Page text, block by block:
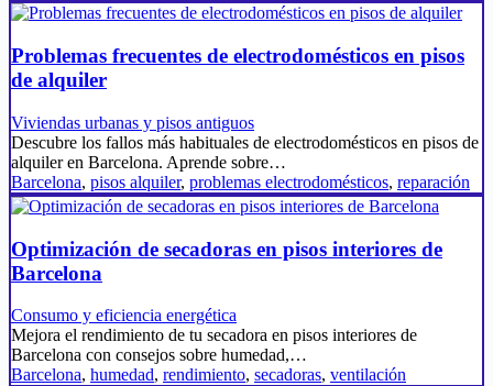
Problemas frecuentes de electrodomésticos en pisos
de alquiler
Viviendas urbanas y pisos antiguos
Descubre los fallos más habituales de electrodomésticos en pisos de
alquiler en Barcelona. Aprende sobre…
Barcelona, pisos alquiler, problemas electrodomésticos, reparación
Optimización de secadoras en pisos interiores de
Barcelona
Consumo y eficiencia energética
Mejora el rendimiento de tu secadora en pisos interiores de
Barcelona con consejos sobre humedad,…
Barcelona, humedad, rendimiento, secadoras, ventilación